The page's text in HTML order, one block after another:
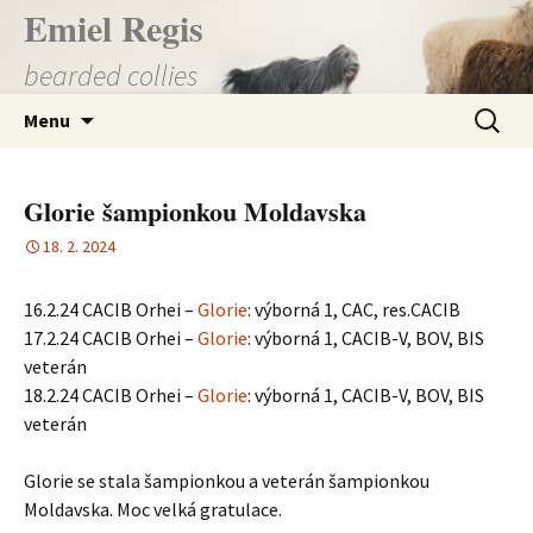
Přejít
obsahu
Emiel Regis
bearded collies
Menu
Glorie šampionkou Moldavska
18. 2. 2024
16.2.24 CACIB Orhei – Glorie: výborná 1, CAC, res.CACIB
17.2.24 CACIB Orhei – Glorie: výborná 1, CACIB-V, BOV, BIS
veterán
18.2.24 CACIB Orhei – Glorie: výborná 1, CACIB-V, BOV, BIS
veterán
Glorie se stala šampionkou a veterán šampionkou
Moldavska. Moc velká gratulace.